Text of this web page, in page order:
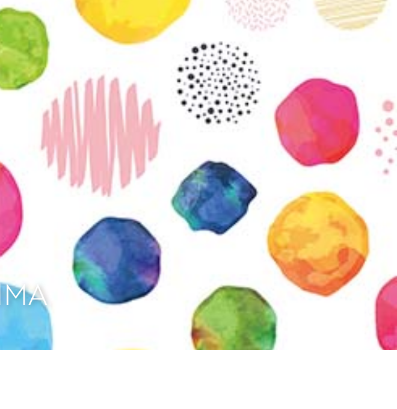
Etkö ole vielä Varhaiskasvatuksen Tietopalvelun
jäsen?
Liity tästä!